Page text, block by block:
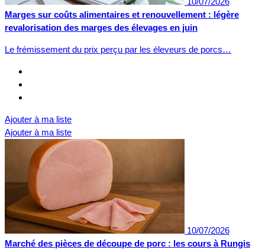
Marges sur coûts alimentaires et renouvellement : légère
revalorisation des marges des élevages en juin
Le frémissement du prix perçu par les éleveurs de porcs…
Ajouter à ma liste
Ajouter à ma liste
10/07/2026
Marché des pièces de découpe de porc : les cours à Rungis